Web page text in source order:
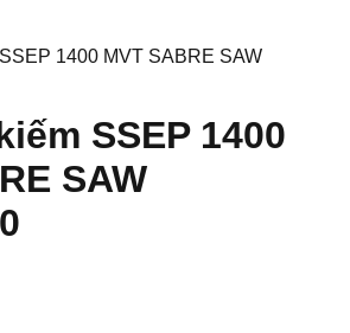
1400 MVT SABRE SAW
SSEP 1400
SAW